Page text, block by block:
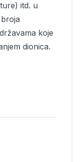
itd. u
koje
dionica.